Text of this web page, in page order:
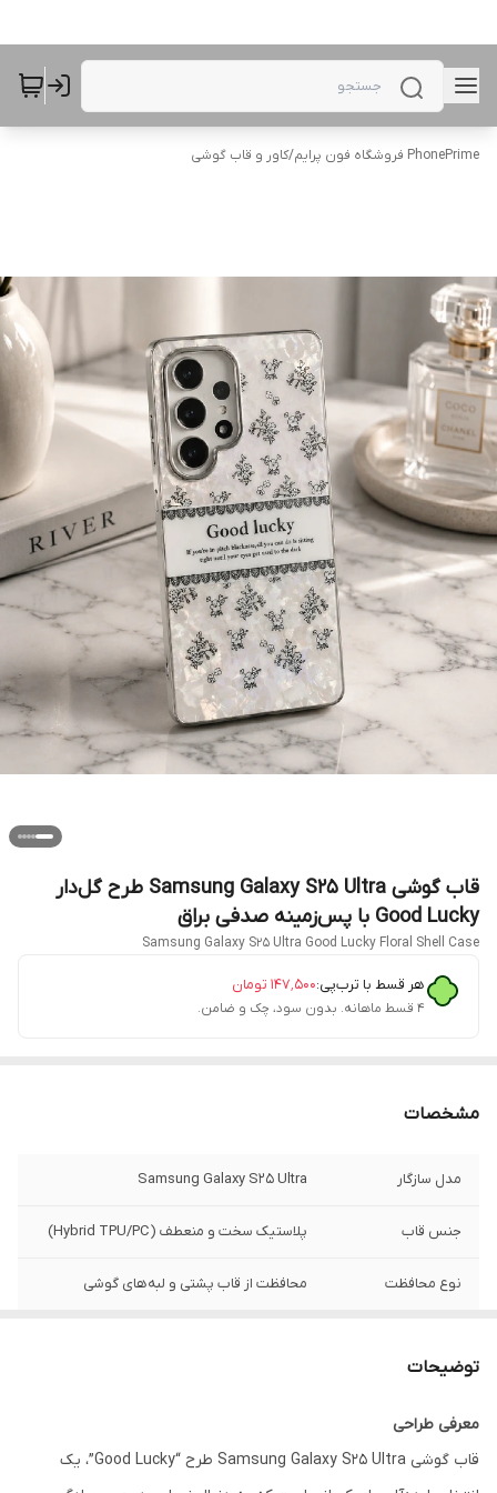
PhonePrime فروشگاه فون پرایم /کاور و قاب گوشی
قاب گوشی Samsung Galaxy S25 Ultra طرح گل‌دار
Good Lucky با پس‌زمینه صدفی براق
Samsung Galaxy S25 Ultra Good Lucky Floral Shell Case
هر قسط با ترب‌پی:۱۴۷٬۵۰۰ تومان
۴ قسط ماهانه. بدون سود، چک و ضامن.
مشخصات
مدل سازگار Samsung Galaxy S25 Ultra
جنس قاب پلاستیک سخت و منعطف (Hybrid TPU/PC)
نوع محافظت محافظت از قاب پشتی و لبه‌های گوشی
لبه محافظ صفحه
ویژگی ظاهری
زمینه صدفی (شاین‌دار) با طرح گل‌های ظریف
توضیحات
معرفی طراحی
قاب گوشی Samsung Galaxy S25 Ultra طرح “Good Lucky”، یک